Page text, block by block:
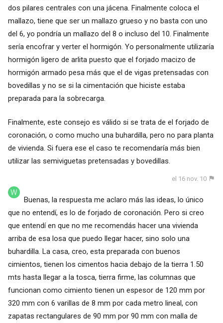
dos pilares centrales con una jácena. Finalmente coloca el
mallazo, tiene que ser un mallazo grueso y no basta con uno
del 6, yo pondría un mallazo del 8 o incluso del 10. Finalmente
sería encofrar y verter el hormigón. Yo personalmente utilizaría
hormigón ligero de arlita puesto que el forjado macizo de
hormigón armado pesa más que el de vigas pretensadas con
bovedillas y no se si la cimentación que hiciste estaba
preparada para la sobrecarga.
Finalmente, este consejo es válido si se trata de el forjado de
coronación, o como mucho una buhardilla, pero no para planta
de vivienda. Si fuera ese el caso te recomendaría más bien
utilizar las semiviguetas pretensadas y bovedillas.
el 16 nov. 10
Buenas, la respuesta me aclaro más las ideas, lo único
que no entendí, es lo de forjado de coronación. Pero si creo
que entendí en que no me recomendás hacer una vivienda
arriba de esa losa que puedo llegar hacer, sino solo una
buhardilla. La casa, creo, esta preparada con buenos
cimientos, tienen los cimentos hacia debajo de la tierra 1.50
mts hasta llegar a la tosca, tierra firme, las columnas que
funcionan como cimiento tienen un espesor de 120 mm por
320 mm con 6 varillas de 8 mm por cada metro lineal, con
zapatas rectangulares de 90 mm por 90 mm con malla de